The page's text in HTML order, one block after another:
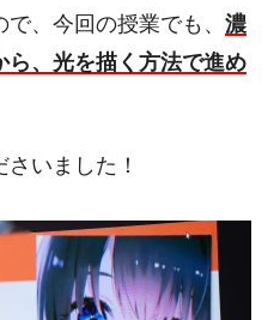
、今回の授業でも、 濃
ら、光を描く方法で進め
いました！